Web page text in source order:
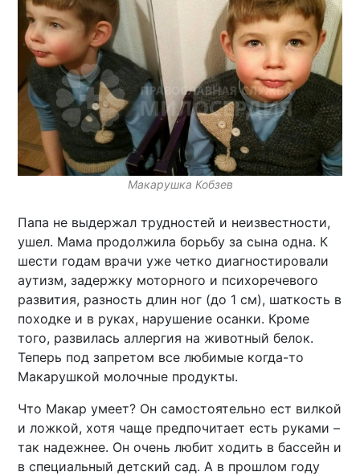
Макарушка Кобзев
Папа не выдержал трудностей и неизвестности,
ушел. Мама продолжила борьбу за сына одна. К
шести годам врачи уже четко диагностировали
аутизм, задержку моторного и психоречевого
развития, разность длин ног (до 1 см), шаткость в
походке и в руках, нарушение осанки. Кроме
того, развилась аллергия на животный белок.
Теперь под запретом все любимые когда-то
Макарушкой молочные продукты.
Что Макар умеет? Он самостоятельно ест вилкой
и ложкой, хотя чаще предпочитает есть руками –
так надежнее. Он очень любит ходить в бассейн и
в специальный детский сад. А в прошлом году